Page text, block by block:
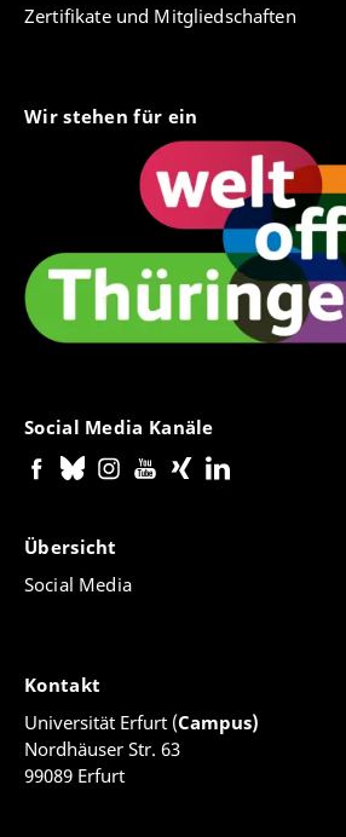
Zertifikate und Mitgliedschaften
Wir stehen für ein
Social Media Kanäle
Übersicht
Social Media
Kontakt
Universität Erfurt (Campus)
Nordhäuser Str. 63
99089 Erfurt